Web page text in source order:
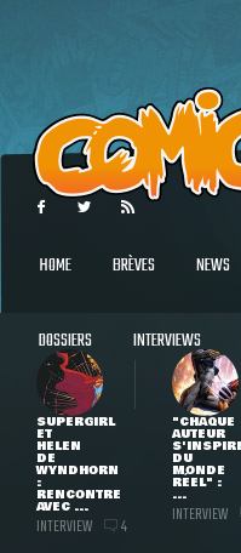
HOME BRÈVES NEWS
DOSSIERS INTERVIEWS
SUPERGIRL
ET
HELEN
DE
WYNDHORN
:
RENCONTRE
AVEC ...
INTERVIEW 4
"CHAQUE
AUTEUR
DU
MONDE
RÉEL" :
...
INTERVIEW